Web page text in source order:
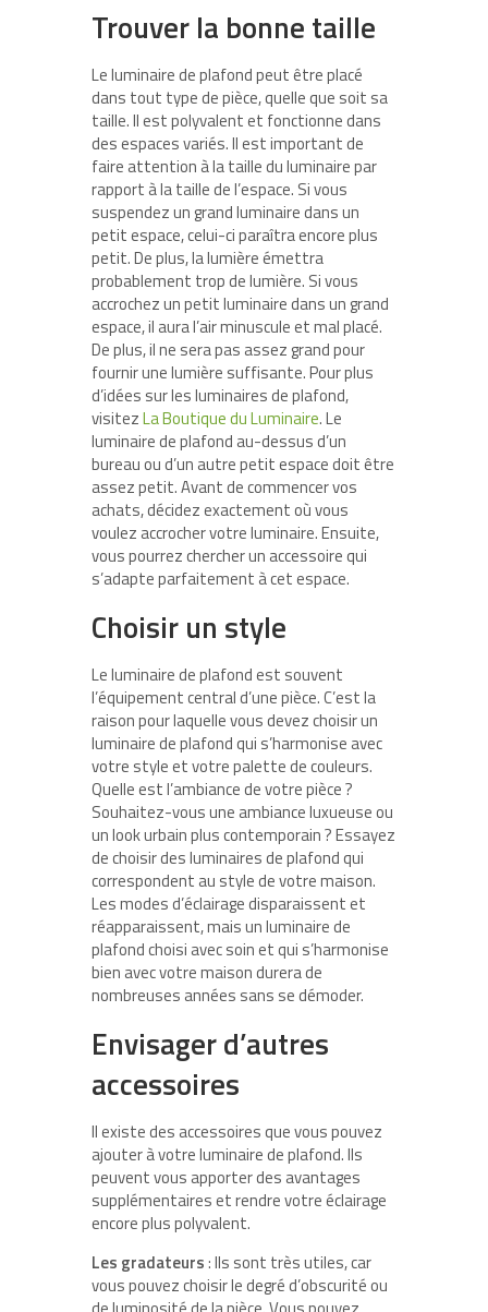
Trouver la bonne taille
Le luminaire de plafond peut être placé
dans tout type de pièce, quelle que soit sa
taille. Il est polyvalent et fonctionne dans
des espaces variés. Il est important de
faire attention à la taille du luminaire par
rapport à la taille de l’espace. Si vous
suspendez un grand luminaire dans un
petit espace, celui-ci paraîtra encore plus
petit. De plus, la lumière émettra
probablement trop de lumière. Si vous
accrochez un petit luminaire dans un grand
espace, il aura l’air minuscule et mal placé.
De plus, il ne sera pas assez grand pour
fournir une lumière suffisante. Pour plus
d’idées sur les luminaires de plafond,
visitezLa Boutique du Luminaire. Le
luminaire de plafond au-dessus d’un
bureau ou d’un autre petit espace doit être
assez petit. Avant de commencer vos
achats, décidez exactement où vous
voulez accrocher votre luminaire. Ensuite,
vous pourrez chercher un accessoire qui
s’adapte parfaitement à cet espace.
Choisir un style
Le luminaire de plafond est souvent
l’équipement central d’une pièce. C’est la
raison pour laquelle vous devez choisir un
luminaire de plafond qui s’harmonise avec
votre style et votre palette de couleurs.
Quelle est l’ambiance de votre pièce ?
Souhaitez-vous une ambiance luxueuse ou
un look urbain plus contemporain ? Essayez
de choisir des luminaires de plafond qui
correspondent au style de votre maison.
Les modes d’éclairage disparaissent et
réapparaissent, mais un luminaire de
plafond choisi avec soin et qui s’harmonise
bien avec votre maison durera de
nombreuses années sans se démoder.
Envisager d’autres
accessoires
Il existe des accessoires que vous pouvez
ajouter à votre luminaire de plafond. Ils
peuvent vous apporter des avantages
supplémentaires et rendre votre éclairage
encore plus polyvalent.
Les gradateurs: Ils sont très utiles, car
vous pouvez choisir le degré d’obscurité ou